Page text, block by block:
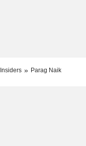
Insiders Parag Naik